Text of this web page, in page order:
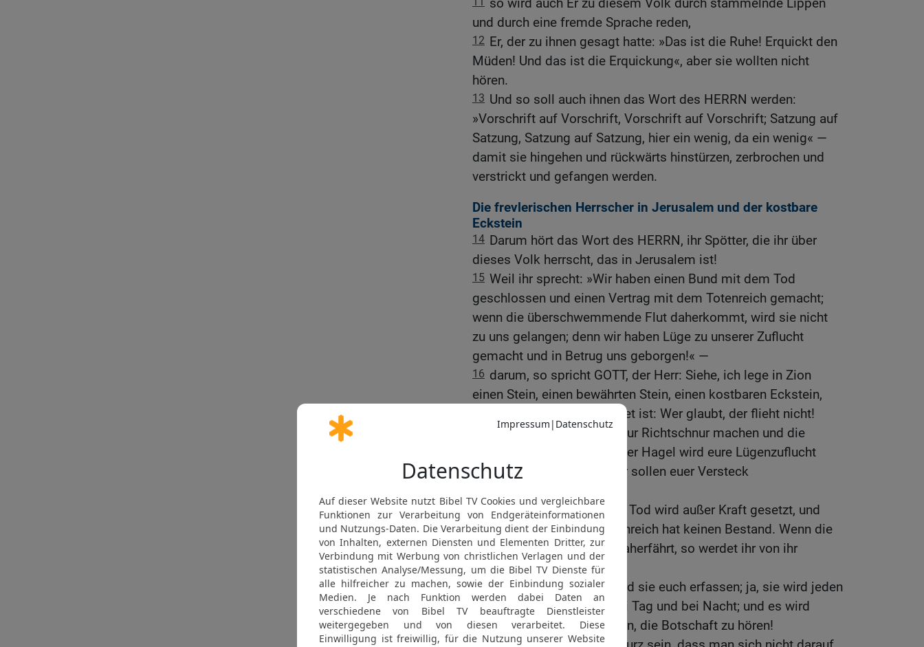
so wird auch Er zu diesem Volk durch stammelnde Lippen
und durch eine fremde Sprache reden,
12 Er, der zu ihnen gesagt hatte: »Das ist die Ruhe! Erquickt den
Müden! Und das ist die Erquickung«, aber sie wollten nicht
hören.
13 Und so soll auch ihnen das Wort des HERRN werden:
»Vorschrift auf Vorschrift, Vorschrift auf Vorschrift; Satzung auf
Satzung, Satzung auf Satzung, hier ein wenig, da ein wenig« —
damit sie hingehen und rückwärts hinstürzen, zerbrochen und
verstrickt und gefangen werden.
Die frevlerischen Herrscher in Jerusalem und der kostbare
Eckstein
14 Darum hört das Wort des HERRN, ihr Spötter, die ihr über
dieses Volk herrscht, das in Jerusalem ist!
15 Weil ihr sprecht: »Wir haben einen Bund mit dem Tod
geschlossen und einen Vertrag mit dem Totenreich gemacht;
wenn die überschwemmende Flut daherkommt, wird sie nicht
zu uns gelangen; denn wir haben Lüge zu unserer Zuflucht
gemacht und in Betrug uns geborgen!« —
16 darum, so spricht GOTT, der Herr: Siehe, ich lege in Zion
einen Stein, einen bewährten Stein, einen kostbaren Eckstein,
der aufs Festeste gegründet ist: Wer glaubt, der flieht nicht!
Und ich will das Recht zur Richtschnur machen und die
Gerechtigkeit zur Waage; der Hagel wird eure Lügenzuflucht
wegreißen, und die Wasser sollen euer Versteck
18 Und euer Bund mit dem Tod wird außer Kraft gesetzt, und
euer Vertrag mit dem Totenreich hat keinen Bestand. Wenn die
überschwemmende Flut daherfährt, so werdet ihr von ihr
zermalmt werden;
19 sooft sie daherfährt, wird sie euch erfassen; ja, sie wird jeden
Morgen daherkommen, bei Tag und bei Nacht; und es wird
schon lauter Schrecken sein, die Botschaft zu hören!
20